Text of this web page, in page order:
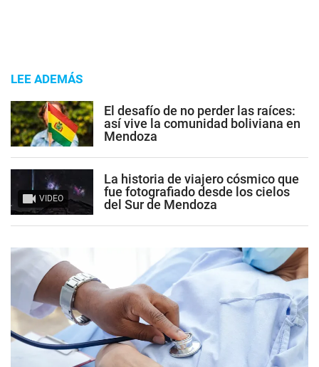
LEE ADEMÁS
El desafío de no perder las raíces:
así vive la comunidad boliviana en
Mendoza
VIDEO
La historia de viajero cósmico que
fue fotografiado desde los cielos
del Sur de Mendoza